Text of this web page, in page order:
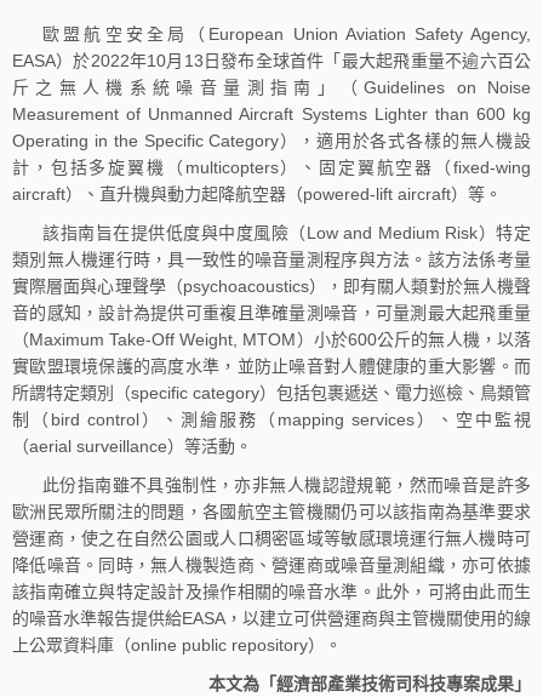
歐盟航空安全局（European Union Aviation Safety Agency,
EASA）於2022年10月13日發布全球首件「最大起飛重量不逾六百公
斤之無人機系統噪音量測指南」（Guidelines on Noise
Measurement of Unmanned Aircraft Systems Lighter than 600 kg
Operating in the Specific Category），適用於各式各樣的無人機設
計，包括多旋翼機（multicopters）、固定翼航空器（fixed-wing
aircraft）、直升機與動力起降航空器（powered-lift aircraft）等。
該指南旨在提供低度與中度風險（Low and Medium Risk）特定
類別無人機運行時，具一致性的噪音量測程序與方法。該方法係考量
實際層面與心理聲學（psychoacoustics），即有關人類對於無人機聲
音的感知，設計為提供可重複且準確量測噪音，可量測最大起飛重量
（Maximum Take-Off Weight, MTOM）小於600公斤的無人機，以落
實歐盟環境保護的高度水準，並防止噪音對人體健康的重大影響。而
所謂特定類別（specific category）包括包裹遞送、電力巡檢、鳥類管
制（bird control）、測繪服務（mapping services）、空中監視
（aerial surveillance）等活動。
此份指南雖不具強制性，亦非無人機認證規範，然而噪音是許多
歐洲民眾所關注的問題，各國航空主管機關仍可以該指南為基準要求
營運商，使之在自然公園或人口稠密區域等敏感環境運行無人機時可
降低噪音。同時，無人機製造商、營運商或噪音量測組織，亦可依據
該指南確立與特定設計及操作相關的噪音水準。此外，可將由此而生
的噪音水準報告提供給EASA，以建立可供營運商與主管機關使用的線
上公眾資料庫（online public repository）。
本文為「經濟部產業技術司科技專案成果」